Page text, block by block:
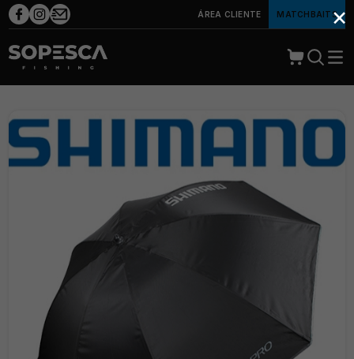
ÁREA CLIENTE MATCHBAITS×